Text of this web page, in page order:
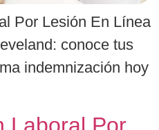
Por Lesión En Línea
conoce tus
indemnización hoy
Laboral Por